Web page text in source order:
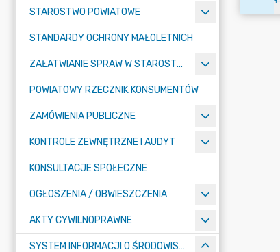
STAROSTWO POWIATOWE
STANDARDY OCHRONY MAŁOLETNICH
ZAŁATWIANIE SPRAW W STAROSTWIE
POWIATOWY RZECZNIK KONSUMENTÓW
ZAMÓWIENIA PUBLICZNE
KONTROLE ZEWNĘTRZNE I AUDYT
KONSULTACJE SPOŁECZNE
OGŁOSZENIA / OBWIESZCZENIA
AKTY CYWILNOPRAWNE
SYSTEM INFORMACJI O ŚRODOWISKU